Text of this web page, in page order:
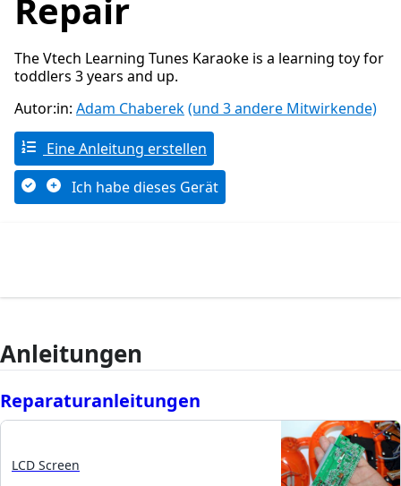
Repair
The Vtech Learning Tunes Karaoke is a learning toy for
toddlers 3 years and up.
Autor:in: Adam Chaberek(und 3 andere Mitwirkende)
Eine Anleitung erstellen
Ich habe dieses Gerät
Anleitungen
Reparaturanleitungen
LCD Screen